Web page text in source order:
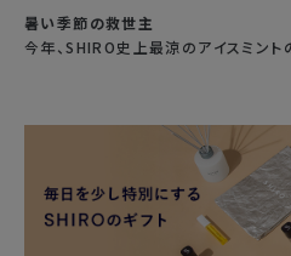
暑い季節の救世主
今年、SHIRO史上最涼のアイスミント